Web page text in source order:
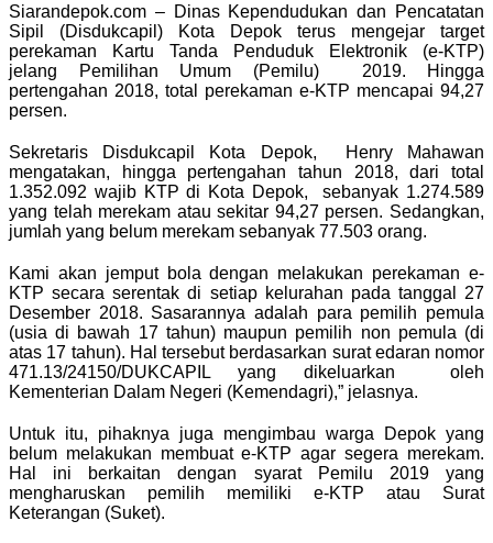
Siarandepok.com – Dinas Kependudukan dan Pencatatan
Sipil (Disdukcapil) Kota Depok terus mengejar target
perekaman Kartu Tanda Penduduk Elektronik (e-KTP)
jelang Pemilihan Umum (Pemilu) 2019. Hingga
pertengahan 2018, total perekaman e-KTP mencapai 94,27
persen.
Sekretaris Disdukcapil Kota Depok, Henry Mahawan
mengatakan, hingga pertengahan tahun 2018, dari total
1.352.092 wajib KTP di Kota Depok, sebanyak 1.274.589
yang telah merekam atau sekitar 94,27 persen. Sedangkan,
jumlah yang belum merekam sebanyak 77.503 orang.
Kami akan jemput bola dengan melakukan perekaman e-
KTP secara serentak di setiap kelurahan pada tanggal 27
Desember 2018. Sasarannya adalah para pemilih pemula
(usia di bawah 17 tahun) maupun pemilih non pemula (di
atas 17 tahun). Hal tersebut berdasarkan surat edaran nomor
471.13/24150/DUKCAPIL yang dikeluarkan oleh
Kementerian Dalam Negeri (Kemendagri),” jelasnya.
Untuk itu, pihaknya juga mengimbau warga Depok yang
belum melakukan membuat e-KTP agar segera merekam.
Hal ini berkaitan dengan syarat Pemilu 2019 yang
mengharuskan pemilih memiliki e-KTP atau Surat
Keterangan (Suket).